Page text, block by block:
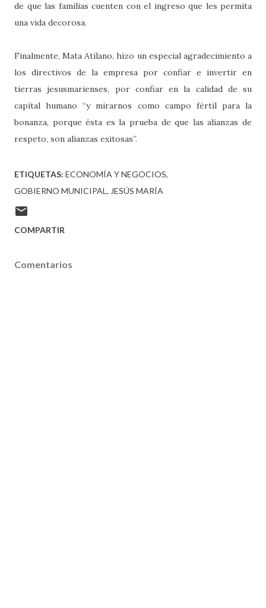
de que las familias cuenten con el ingreso que les permita
una vida decorosa.
Finalmente, Mata Atilano, hizo un especial agradecimiento a
los directivos de la empresa por confiar e invertir en
tierras jesusmarienses, por confiar en la calidad de su
capital humano “y mirarnos como campo fértil para la
bonanza, porque ésta es la prueba de que las alianzas de
respeto, son alianzas exitosas”.
ETIQUETAS: ECONOMÍA Y NEGOCIOS
GOBIERNO MUNICIPAL
JESÚS MARÍA
COMPARTIR
Comentarios